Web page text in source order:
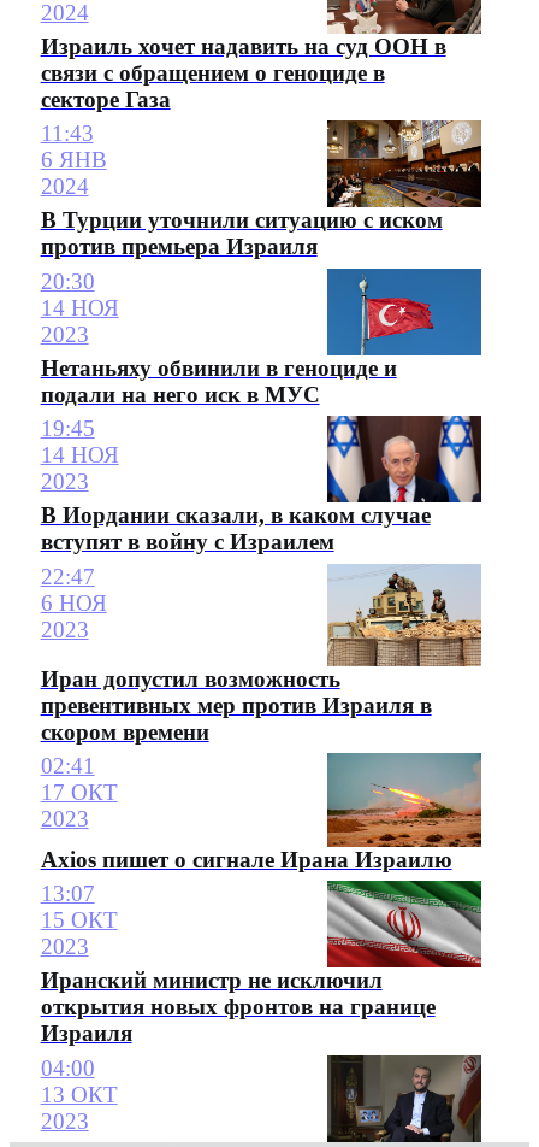
2024
Израиль хочет надавить на суд ООН в
связи с обращением о геноциде в
секторе Газа
11:43
6 ЯНВ
2024
В Турции уточнили ситуацию с иском
против премьера Израиля
20:30
14 НОЯ
2023
Нетаньяху обвинили в геноциде и
подали на него иск в МУС
19:45
14 НОЯ
2023
В Иордании сказали, в каком случае
вступят в войну с Израилем
22:47
6 НОЯ
2023
Иран допустил возможность
превентивных мер против Израиля в
скором времени
02:41
17 ОКТ
2023
Axios пишет о сигнале Ирана Израилю
13:07
15 ОКТ
2023
Иранский министр не исключил
открытия новых фронтов на границе
Израиля
04:00
13 ОКТ
2023